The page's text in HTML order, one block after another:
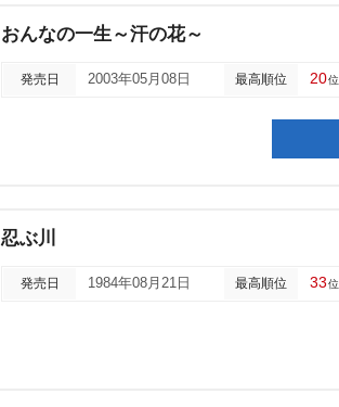
おんなの一生～汗の花～
発売日 2003年05月08日 最高順位 20位
忍ぶ川
発売日 1984年08月21日 最高順位 33位